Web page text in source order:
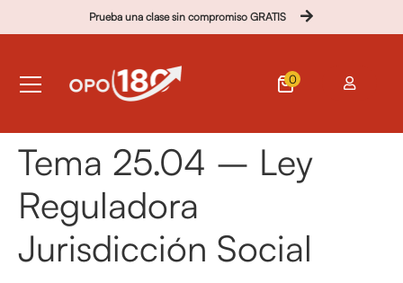
Prueba una clase sin compromiso GRATIS
0
Tema 25.04 – Ley
Reguladora
Jurisdicción Social